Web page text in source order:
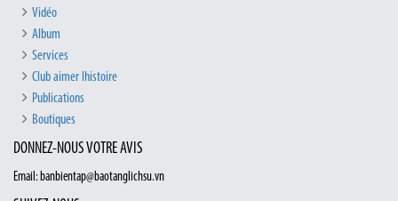
Vidéo
Album
Services
Club aimer lhistoire
Publications
Boutiques
DONNEZ-NOUS VOTRE AVIS
Email: banbientap@baotanglichsu.vn